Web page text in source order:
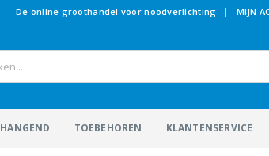
De online groothandel voor noodverlichting | MIJN
HANGEND TOEBEHOREN KLANTENSERVICE